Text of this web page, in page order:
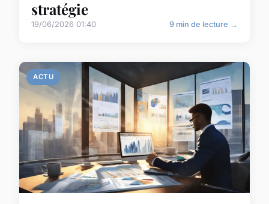
stratégie
19/06/2026 01:40 9 min de lecture →
ACTU